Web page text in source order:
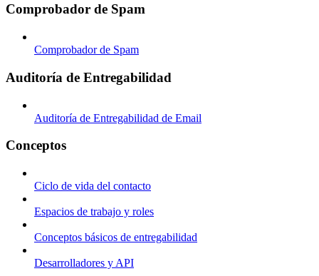
Comprobador de Spam
Comprobador de Spam
Auditoría de Entregabilidad
Auditoría de Entregabilidad de Email
Conceptos
Ciclo de vida del contacto
Espacios de trabajo y roles
Conceptos básicos de entregabilidad
Desarrolladores y API